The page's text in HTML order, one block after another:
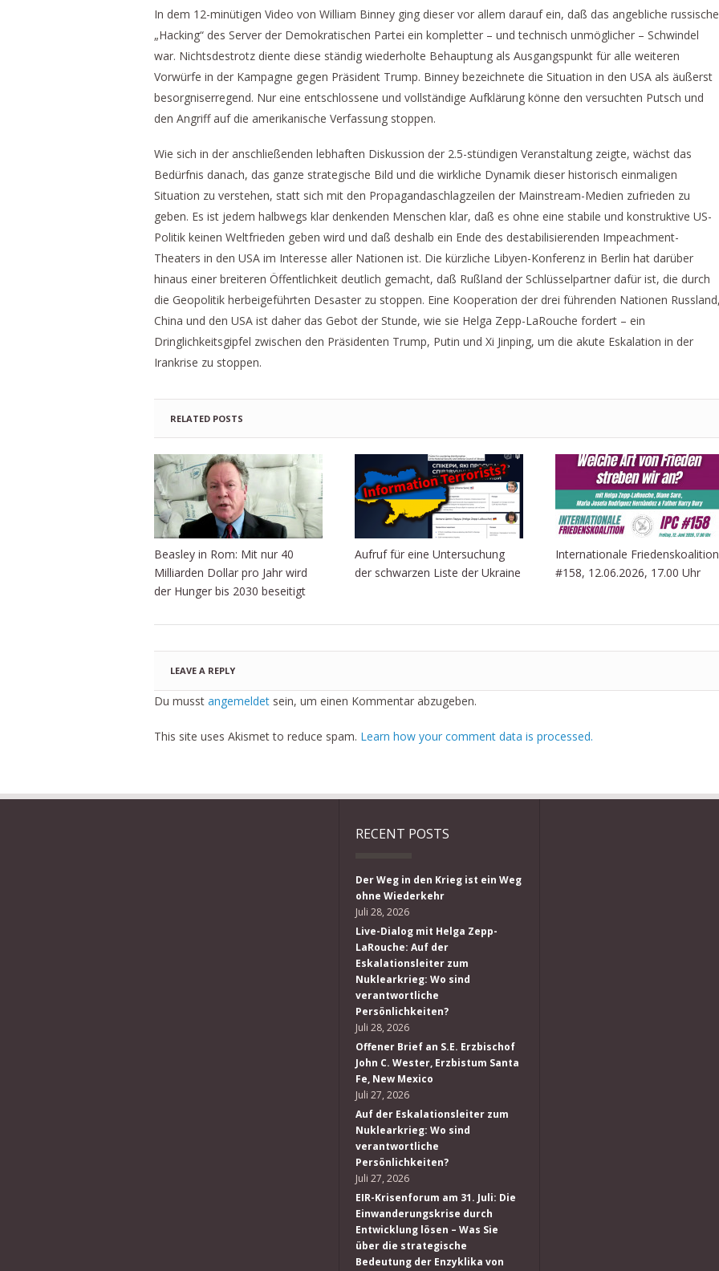
In dem 12-minütigen Video von William Binney ging dieser vor allem darauf ein, daß das angebliche russische
„Hacking“ des Server der Demokratischen Partei ein kompletter – und technisch unmöglicher – Schwindel
war. Nichtsdestrotz diente diese ständig wiederholte Behauptung als Ausgangspunkt für alle weiteren
Vorwürfe in der Kampagne gegen Präsident Trump. Binney bezeichnete die Situation in den USA als äußerst
besorgniserregend. Nur eine entschlossene und vollständige Aufklärung könne den versuchten Putsch und
den Angriff auf die amerikanische Verfassung stoppen.
Wie sich in der anschließenden lebhaften Diskussion der 2.5-stündigen Veranstaltung zeigte, wächst das
Bedürfnis danach, das ganze strategische Bild und die wirkliche Dynamik dieser historisch einmaligen
Situation zu verstehen, statt sich mit den Propagandaschlagzeilen der Mainstream-Medien zufrieden zu
geben. Es ist jedem halbwegs klar denkenden Menschen klar, daß es ohne eine stabile und konstruktive US-
Politik keinen Weltfrieden geben wird und daß deshalb ein Ende des destabilisierenden Impeachment-
Theaters in den USA im Interesse aller Nationen ist. Die kürzliche Libyen-Konferenz in Berlin hat darüber
hinaus einer breiteren Öffentlichkeit deutlich gemacht, daß Rußland der Schlüsselpartner dafür ist, die durch
die Geopolitik herbeigeführten Desaster zu stoppen. Eine Kooperation der drei führenden Nationen
China und den USA ist daher das Gebot der Stunde, wie sie Helga Zepp-LaRouche fordert – ein
Dringlichkeitsgipfel zwischen den Präsidenten Trump, Putin und Xi Jinping, um die akute Eskalation in der
Irankrise zu stoppen.
RELATED POSTS
Beasley in Rom: Mit nur 40
Milliarden Dollar pro Jahr wird
der Hunger bis 2030 beseitigt
Aufruf für eine Untersuchung
der schwarzen Liste der Ukraine
Internationale Friedenskoalition
#158, 12.06.2026, 17.00 Uhr
LEAVE A REPLY
Du musst angemeldet sein, um einen Kommentar abzugeben.
This site uses Akismet to reduce spam. Learn how your comment data is processed.
RECENT POSTS
Der Weg in den Krieg ist ein Weg
ohne Wiederkehr
Juli 28, 2026
Live-Dialog mit Helga Zepp-
LaRouche: Auf der
Eskalationsleiter zum
Nuklearkrieg: Wo sind
verantwortliche
Persönlichkeiten?
Juli 28, 2026
Offener Brief an S.E. Erzbischof
John C. Wester, Erzbistum Santa
Fe, New Mexico
Juli 27, 2026
Auf der Eskalationsleiter zum
Nuklearkrieg: Wo sind
verantwortliche
Persönlichkeiten?
Juli 27, 2026
EIR-Krisenforum am 31. Juli: Die
Einwanderungskrise durch
Entwicklung lösen – Was Sie
über die strategische
Bedeutung der Enzyklika von